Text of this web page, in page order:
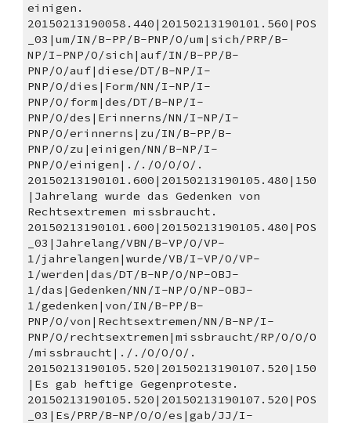
einigen.
20150213190058.440|20150213190101.560|POS
_03|um/IN/B-PP/B-PNP/O/um|sich/PRP/B-
NP/I-PNP/O/sich|auf/IN/B-PP/B-
PNP/O/auf|diese/DT/B-NP/I-
PNP/O/dies|Form/NN/I-NP/I-
PNP/O/form|des/DT/B-NP/I-
PNP/O/des|Erinnerns/NN/I-NP/I-
PNP/O/erinnerns|zu/IN/B-PP/B-
PNP/O/zu|einigen/NN/B-NP/I-
PNP/O/einigen|././O/O/O/.
20150213190101.600|20150213190105.480|150
|Jahrelang wurde das Gedenken von
Rechtsextremen missbraucht.
20150213190101.600|20150213190105.480|POS
_03|Jahrelang/VBN/B-VP/O/VP-
1/jahrelangen|wurde/VB/I-VP/O/VP-
1/werden|das/DT/B-NP/O/NP-OBJ-
1/das|Gedenken/NN/I-NP/O/NP-OBJ-
1/gedenken|von/IN/B-PP/B-
PNP/O/von|Rechtsextremen/NN/B-NP/I-
PNP/O/rechtsextremen|missbraucht/RP/O/O/O
/missbraucht|././O/O/O/.
20150213190105.520|20150213190107.520|150
|Es gab heftige Gegenproteste.
20150213190105.520|20150213190107.520|POS
_03|Es/PRP/B-NP/O/O/es|gab/JJ/I-